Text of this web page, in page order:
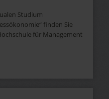
Studium
finden Sie
für Management